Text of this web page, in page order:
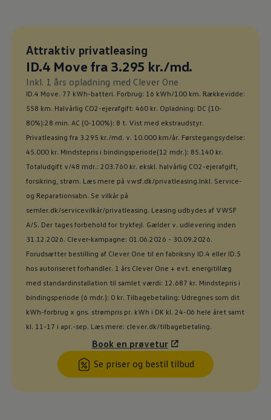
Leasingpris:
Attraktiv privatleasing
Ny pris:
ID.4 Move fra 3.295 kr./md.
Inkl. 1 års opladning med Clever One
ID.4 Move. 77 kWh-batteri. Forbrug: 16 kWh/100 km. Rækkevidde:
558 km. Halvårlig CO2-ejerafgift: 460 kr. Opladning: DC (10-
80%):28 min. AC (0-100%): 8 t. Vist med ekstraudstyr.
Privatleasing fra 3.295 kr./md. v. 10.000 km/år. Førstegangsydelse:
45.000 kr. Mindstepris i bindingsperiode(12 mdr.): 85.140 kr.
Totaludgift v/48 mdr.: 203.760 kr. ekskl. halvårlig CO2-ejerafgift,
forsikring, strøm. Læs mere på vwsf.dk/privatleasing.Inkl. Service-
og Reparationsabn. Se vilkår på
semler.dk/servicevilkår/privatleasing. Leasing udbydes af VWSF
A/S. Der tages forbehold for trykfejl. Gælder v. udlevering inden
31.12.2026. Clever-kampagne: 01.06.2026 - 30.09.2026.
Forudsætter bestilling af Clever One til en fabriksny ID.4 eller ID.5
hos autoriseret forhandler. 1 års Clever One + evt. energitillæg
med standardinstallation til samlet værdi: 12.687 kr. Mindstepris i
bindingsperiode (6 mdr.): 0 kr. Tilbagebetaling: Udregnes som dit
kWh-forbrug x gns. strømpris pr. kWh i DK kl. 24-06 hele året samt
kl. 11-17 i apr.-sep. Læs mere: clever.dk/tilbagebetaling.
Book en prøvetur
Se priser og bestil tilbud